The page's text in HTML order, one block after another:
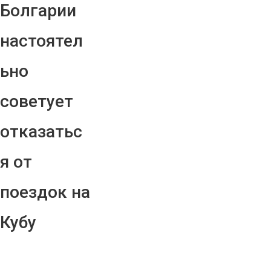
Болгарии
настоятел
ьно
советует
отказатьс
я от
поездок на
Кубу